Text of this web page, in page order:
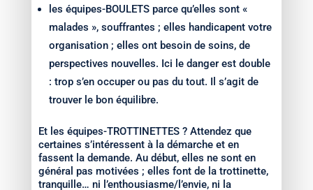
les équipes-BOULETS parce qu’elles sont «
malades », souffrantes ; elles handicapent votre
organisation ; elles ont besoin de soins, de
perspectives nouvelles. Ici le danger est double
: trop s’en occuper ou pas du tout. Il s’agit de
trouver le bon équilibre.
Et les équipes-TROTTINETTES ? Attendez que
certaines s’intéressent à la démarche et en
fassent la demande. Au début, elles ne sont en
général pas motivées ; elles font de la trottinette,
tranquille… ni l’enthousiasme/l’envie, ni la